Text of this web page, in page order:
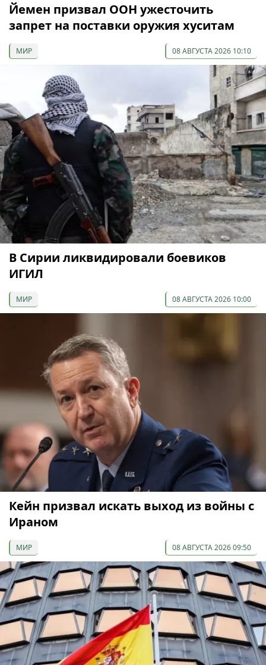
Йемен призвал ООН ужесточить
запрет на поставки оружия хуситам
МИР 08 АВГУСТА 2026 10:10
В Сирии ликвидировали боевиков
ИГИЛ
МИР 08 АВГУСТА 2026 10:00
Кейн призвал искать выход из войны с
Ираном
МИР 08 АВГУСТА 2026 09:50